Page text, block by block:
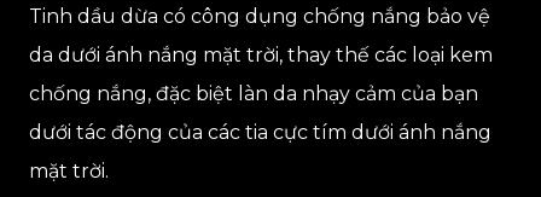
Tinh dầu dừa có công dụng chống nắng bảo vệ
da dưới ánh nắng mặt trời, thay thế các loại kem
chống nắng, đặc biệt làn da nhạy cảm của bạn
dưới tác động của các tia cực tím dưới ánh nắng
mặt trời.